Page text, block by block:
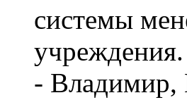
системы
-